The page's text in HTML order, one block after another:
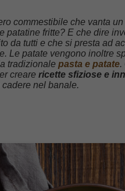
commestibile che vanta
patatine fritte? E che dire
da tutti e che si presta ad
Le patate vengono inoltre
tradizionale pasta e patate.
creare ricette sfiziose e
nel banale.